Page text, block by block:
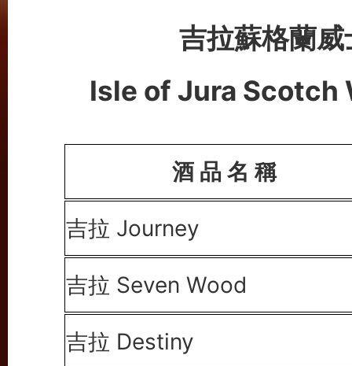
吉拉蘇格蘭威
Isle of Jura Scotch
酒 品 名 稱
吉拉 Journey
吉拉 Seven Wood
吉拉 Destiny